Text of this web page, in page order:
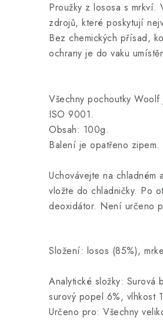
Proužky z lososa s
zdrojů, které poskytují
Bez chemických přísad,
ochrany je do vaku
Všechny pochoutky
ISO 9001.
Obsah: 100g.
Balení je opatřeno zipem.
Uchovávejte na
vložte do chladničky. Po
deoxidátor. Není určeno
Složení: losos (85%),
Analytické složky: Surová
surový popel 6%, vlhkost
Určeno pro: Všechny